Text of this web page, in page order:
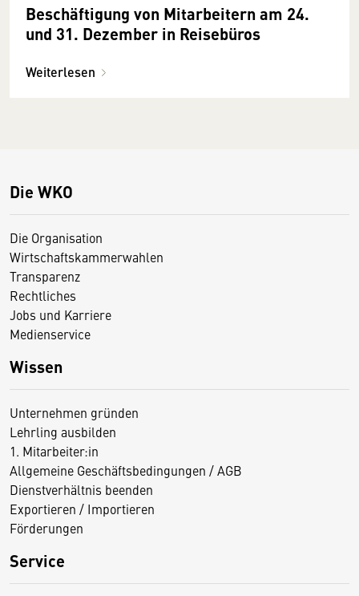
Beschäftigung von Mitarbeitern am 24.
und 31. Dezember in Reisebüros
Weiterlesen
Die WKO
Die Organisation
Wirtschaftskammerwahlen
Transparenz
Rechtliches
Jobs und Karriere
Medienservice
Wissen
Unternehmen gründen
Lehrling ausbilden
1. Mitarbeiter:in
Allgemeine Geschäftsbedingungen / AGB
Dienstverhältnis beenden
Exportieren / Importieren
Förderungen
Service